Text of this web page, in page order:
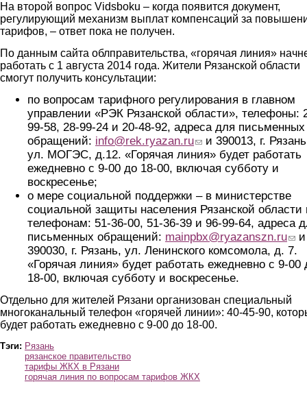
На второй вопрос Vidsboku – когда появится документ,
регулирующий механизм выплат компенсаций за
тарифов, – ответ пока не получен.
По данным сайта облправительства, «горячая линия»
работать с 1 августа 2014 года. Жители Рязанской области
смогут получить консультации:
по вопросам тарифного регулирования в главном
управлении «РЭК Рязанской области», телефоны:
99-58, 28-99-24 и 20-48-92, адреса для письменных
обращений: info@rek.ryazan.ru(link sends e-mail)
и 390013, г.
ул. МОГЭС, д.12. «Горячая линия» будет работать
ежедневно с 9-00 до 18-00, включая субботу и
воскресенье;
о мере социальной поддержки – в министерстве
социальной защиты населения Рязанской области
телефонам: 51-36-00, 51-36-39 и 96-99-64, адреса
письменных обращений: mainpbx@ryazanszn.ru(link
и
390030, г. Рязань, ул. Ленинского комсомола, д. 7.
«Горячая линия» будет работать ежедневно с 9-00
18-00, включая субботу и воскресенье.
Отдельно для жителей Рязани организован специальный
многоканальный телефон «горячей линии»: 40-45-90,
будет работать ежедневно с 9-00 до 18-00.
Тэги: Рязань
рязанское правительство
тарифы ЖКХ в Рязани
горячая линия по вопросам тарифов ЖКХ